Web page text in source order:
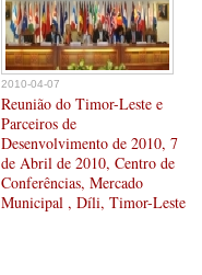
2010-04-07
Reunião do Timor-Leste e
Parceiros de
Desenvolvimento de 2010, 7
de Abril de 2010, Centro de
Conferências, Mercado
Municipal , Díli, Timor-Leste